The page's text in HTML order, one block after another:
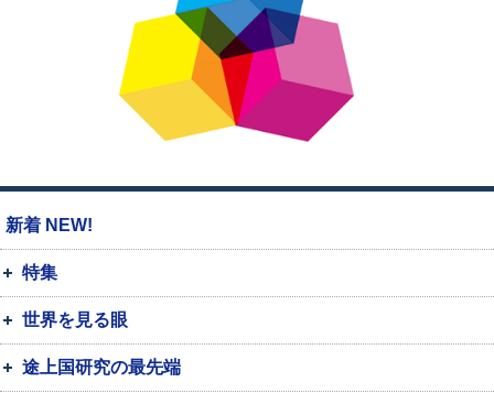
新着 NEW!
特集
世界を見る眼
途上国研究の最先端